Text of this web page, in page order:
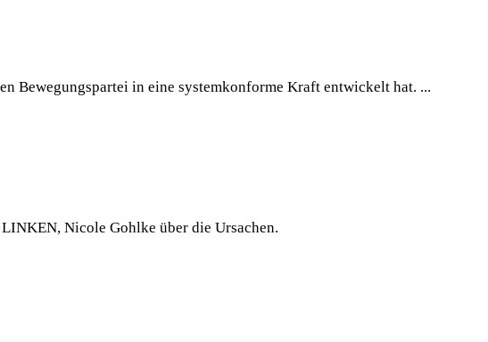
Bewegungspartei in eine systemkonforme Kraft entwickelt hat. ...
Nicole Gohlke über die Ursachen.